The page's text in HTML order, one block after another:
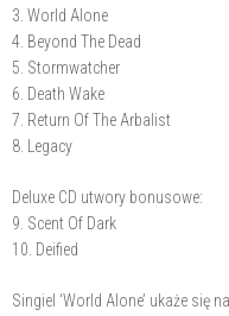
3. World Alone
4. Beyond The Dead
5. Stormwatcher
6. Death Wake
7. Return Of The Arbalist
8. Legacy
Deluxe CD utwory bonusowe:
9. Scent Of Dark
10. Deified
Singiel ‘World Alone’ ukaże się